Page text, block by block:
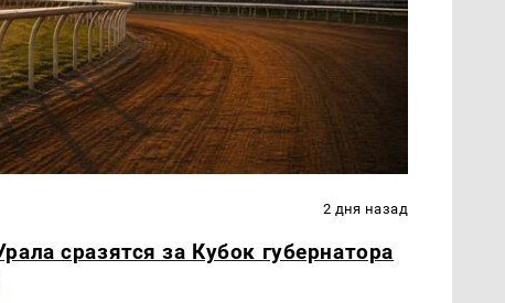
2 дня назад
сразятся за Кубок губернатора